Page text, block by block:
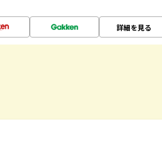
詳細を見る